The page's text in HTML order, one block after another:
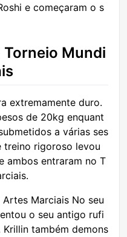
e começaram o s
Mundi
extremamente duro.
de 20kg enquant
a várias ses
treino rigoroso levou
ambos entraram no T
Artes Marciais No seu
o seu antigo rufi
também demons